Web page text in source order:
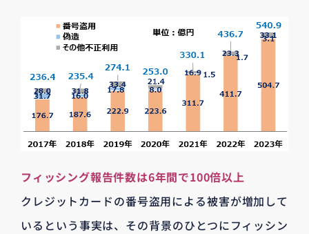
フィッシング報告件数は6年間で100倍以上
クレジットカードの番号盗用による被害が増加して
いるという事実は、その背景のひとつにフィッシン